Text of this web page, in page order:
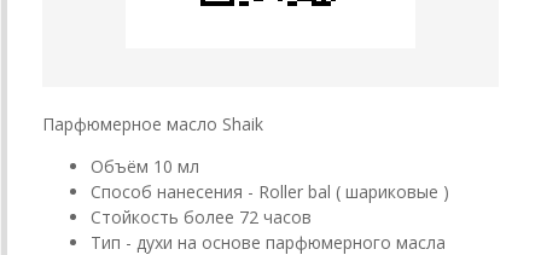
Парфюмерное масло Shaik
Объём 10 мл
Способ нанесения - Roller bal ( шариковые )
Стойкость более 72 часов
Тип - духи на основе парфюмерного масла